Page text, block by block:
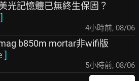
光記憶體已無終生保固？
]
4小時前, 08/06
b850m mortar非wifi版
]
5小時前, 08/06